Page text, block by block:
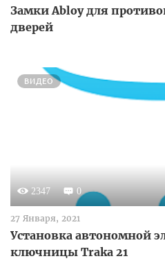
Замки Abloy для
дверей
ВИДЕО
2347 0
27 Января, 2021
Установка автономной
ключницы Traka 21